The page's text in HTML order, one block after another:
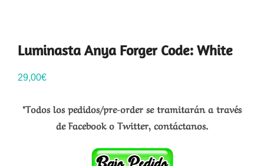
Luminasta Anya Forger Code: White
29,00€
*Todos los pedidos/pre-order se tramitarán a través
de Facebook o Twitter, contáctanos.